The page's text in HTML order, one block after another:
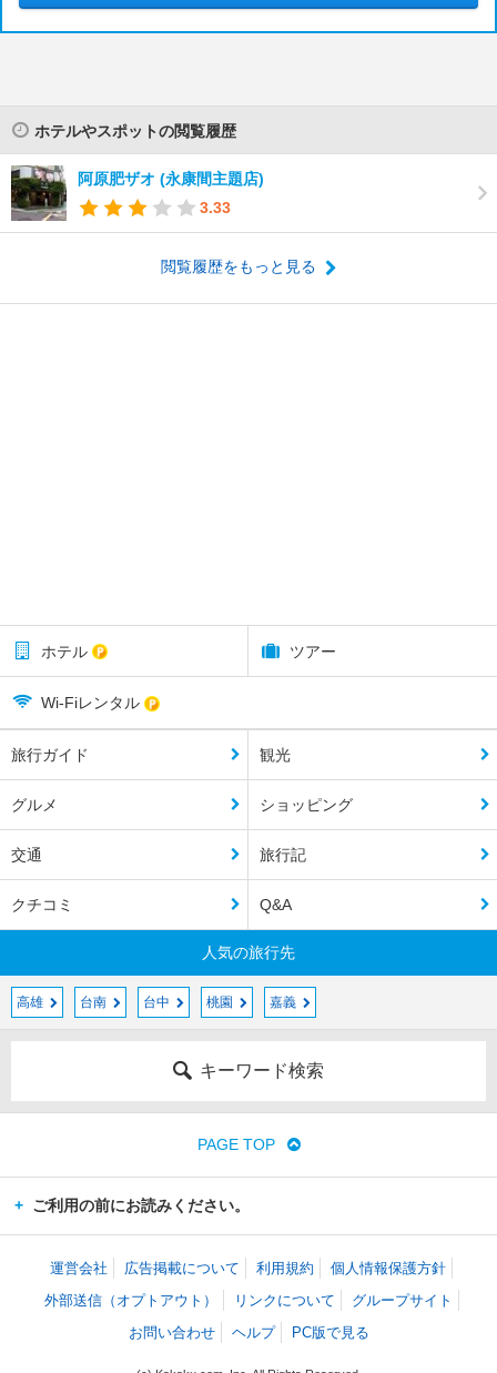
ホテルやスポットの閲覧履歴
阿原肥ザオ (永康間主題店)
3.33
閲覧履歴をもっと見る
ホテル ツアー
Wi-Fiレンタル
旅行ガイド 観光
グルメ ショッピング
交通 旅行記
クチコミ Q&A
人気の旅行先
高雄 台南 台中 桃園 嘉義
キーワード検索
PAGE TOP
ご利用の前にお読みください。
運営会社 広告掲載について 利用規約
個人情報保護方針
外部送信（オプトアウト）
リンクについて
グループサイト
お問い合わせ
ヘルプ PC版で見る